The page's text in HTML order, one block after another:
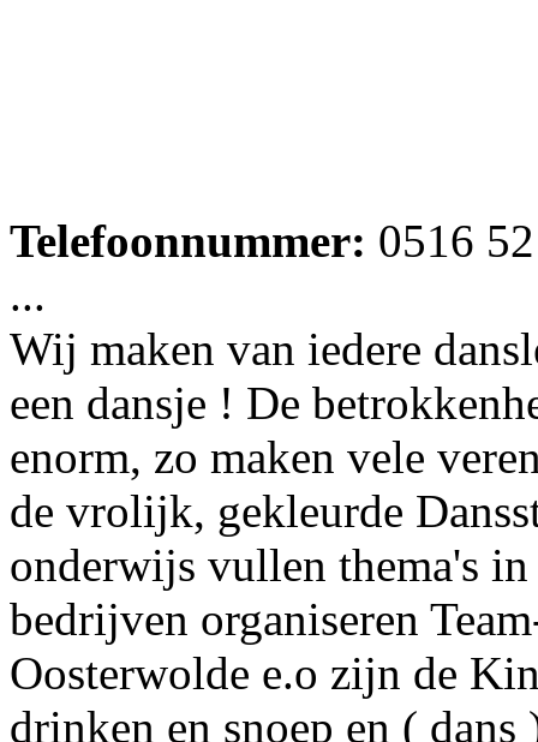
Telefoonnummer: 0516
...
Wij maken van iedere
een dansje ! De
enorm, zo maken vele
de vrolijk, gekleurde
onderwijs vullen thema's in
bedrijven organiseren
Oosterwolde e.o zijn de
drinken en snoep en (